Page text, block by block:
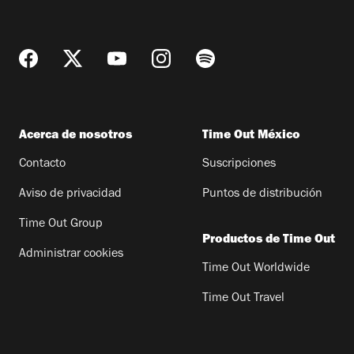
Acerca de nosotros
Contacto
Aviso de privacidad
Time Out Group
Administrar cookies
Time Out México
Suscripciones
Puntos de distribución
Productos de Time Out
Time Out Worldwide
Time Out Travel